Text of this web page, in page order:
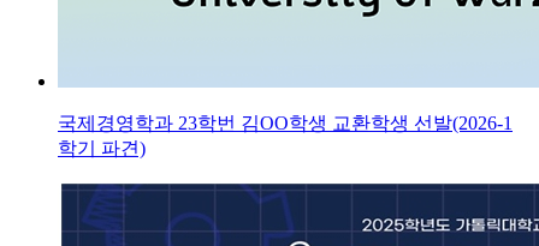
국제경영학과 23학번 김OO학생 교환학생 선발(2026-1
학기 파견)